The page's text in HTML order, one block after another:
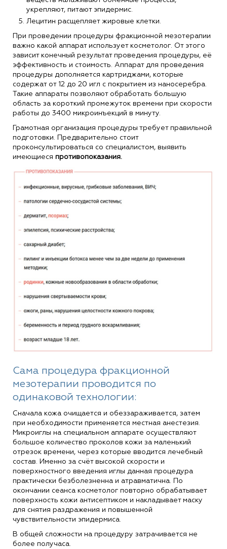
укрепляют, питают эпидермис.
Лецитин расщепляет жировые клетки.
При проведении процедуры фракционной мезотерапии
важно какой аппарат использует косметолог. От этого
зависит конечный результат проведения процедуры, её
эффективность и стоимость. Аппарат для проведения
процедуры дополняется картриджами, которые
содержат от 12 до 20 игл с покрытием из наносеребра.
Такие аппараты позволяют обработать большую
область за короткий промежуток времени при скорости
работы до 3400 микроинъекций в минуту.
Грамотная организация процедуры требует правильной
подготовки. Предварительно стоит
проконсультироваться со специалистом, выявить
имеющиеся противопоказания.
Сама процедура фракционной
мезотерапии проводится по
одинаковой технологии:
Сначала кожа очищается и обеззараживается, затем
при необходимости применяется местная анестезия.
Микроиглы на специальном аппарате осуществляют
большое количество проколов кожи за маленький
отрезок времени, через которые вводится лечебный
состав. Именно за счёт высокой скорости и
поверхностного введения иглы данная процедура
практически безболезненна и атравматична. По
окончании сеанса косметолог повторно обрабатывает
поверхность кожи антисептиком и накладывает маску
для снятия раздражения и повышенной
чувствительности эпидермиса.
В общей сложности на процедуру затрачивается не
более получаса.